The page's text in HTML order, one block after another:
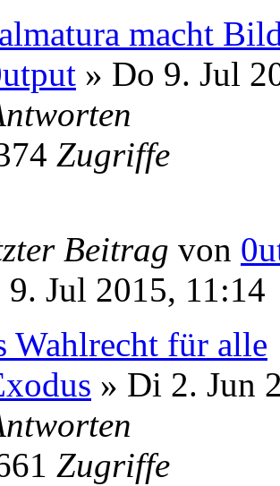
macht
» Do 9. Jul
Zugriffe
Beitrag von
9. Jul 2015, 11:14
Wahlrecht für alle
» Di 2. Jun
Zugriffe